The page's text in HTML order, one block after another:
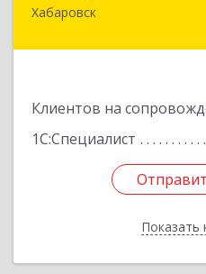
Хабаровск
Клиентов на
1С:Специалист
Показать
680030, Хабаровский